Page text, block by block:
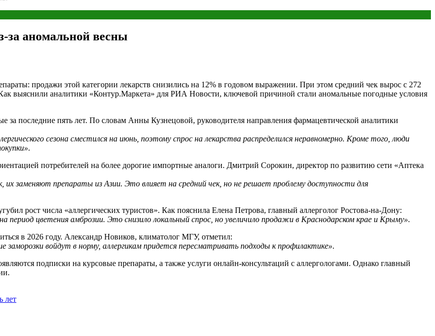
за аномальной весны
продажи этой категории лекарств снизились на 12% в годовом выражении. При этом средний чек вырос с 272
выяснили аналитики «Контур.Маркета» для РИА Новости, ключевой причиной стали аномальные погодные условия
последние пять лет. По словам Анны Кузнецовой, руководителя направления фармацевтической аналитики
сезона сместился на июнь, поэтому спрос на лекарства распределился неравномерно. Кроме того, люди
.
потребителей на более дорогие импортные аналоги. Дмитрий Сорокин, директор по развитию сети «Аптека
заменяют препараты из Азии. Это влияет на средний чек, но не решает проблему доступности для
рост числа «аллергических туристов». Как пояснила Елена Петрова, главный аллерголог Ростова-на-Дону:
цветения амброзии. Это снизило локальный спрос, но увеличило продажи в Краснодарском крае и Крыму».
в 2026 году. Александр Новиков, климатолог МГУ, отметил:
заморозки войдут в норму, аллергикам придется пересматривать подходы к профилактике».
подписки на курсовые препараты, а также услуги онлайн-консультаций с аллергологами. Однако главный
лет